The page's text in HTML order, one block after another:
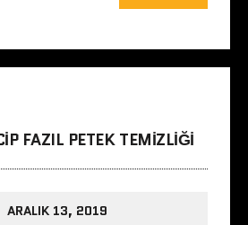
FAZIL PETEK TEMIZLIĞI
ARALIK 13, 2019